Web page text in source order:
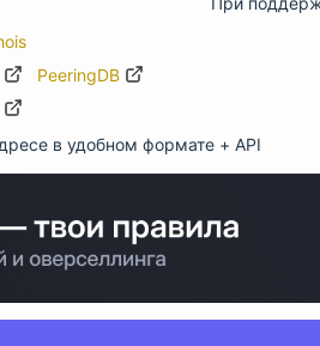
PeeringDB
в удобном формате + API